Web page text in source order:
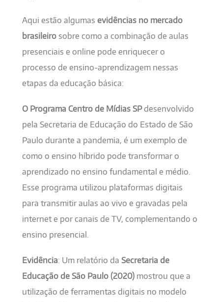
Aqui estão algumas evidências no mercado
brasileiro sobre como a combinação de aulas
presenciais e online pode enriquecer o
processo de ensino-aprendizagem nessas
etapas da educação básica:
O Programa Centro de Mídias SPdesenvolvido
pela Secretaria de Educação do Estado de São
Paulo durante a pandemia, é um exemplo de
como o ensino híbrido pode transformar o
aprendizado no ensino fundamental e médio.
Esse programa utilizou plataformas digitais
para transmitir aulas ao vivo e gravadas pela
internet e por canais de TV, complementando o
ensino presencial.
Evidência: Um relatório da Secretaria de
Educação de São Paulo (2020) mostrou que a
utilização de ferramentas digitais no modelo